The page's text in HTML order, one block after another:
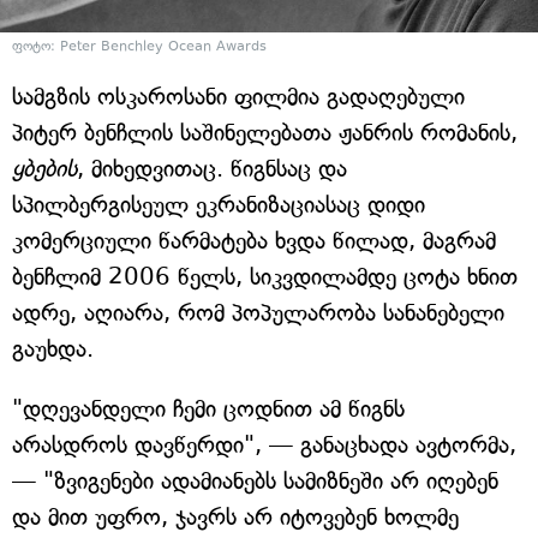
ფოტო: Peter Benchley Ocean Awards
სამგზის ოსკაროსანი ფილმია გადაღებული
პიტერ ბენჩლის საშინელებათა ჟანრის რომანის,
ყბების, მიხედვითაც. წიგნსაც და
სპილბერგისეულ ეკრანიზაციასაც დიდი
კომერციული წარმატება ხვდა წილად, მაგრამ
ბენჩლიმ 2006 წელს, სიკვდილამდე ცოტა ხნით
ადრე, აღიარა, რომ პოპულარობა სანანებელი
გაუხდა.
"დღევანდელი ჩემი ცოდნით ამ წიგნს
არასდროს დავწერდი", — განაცხადა ავტორმა,
— "ზვიგენები ადამიანებს სამიზნეში არ იღებენ
და მით უფრო, ჯავრს არ იტოვებენ ხოლმე